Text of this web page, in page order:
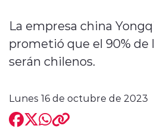
Entrevistas
La empresa china
prometió que el 90% de
serán chilenos.
Lunes 16 de octubre de 2023